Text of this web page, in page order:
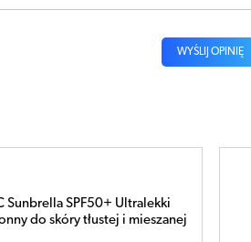
WYŚLIJ OPINIĘ
Sunbrella Mleczko ochronne
100g